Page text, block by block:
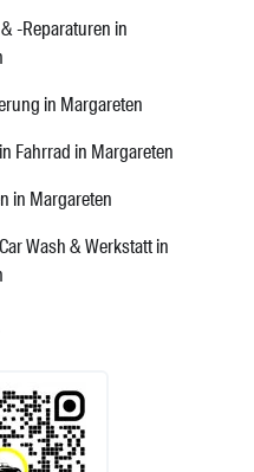
-Reparaturen in
in Margareten
Fahrrad in Margareten
in Margareten
Wash & Werkstatt in